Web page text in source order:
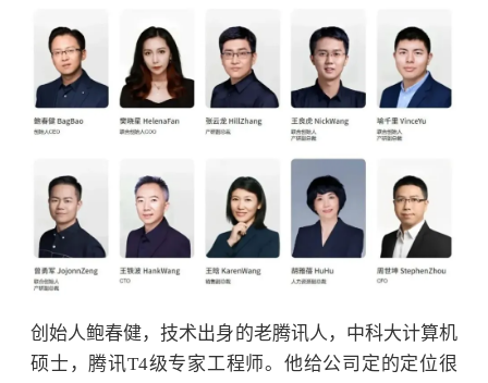
创始人鲍春健，技术出身的老腾讯人，中科大计算机
硕士，腾讯T4级专家工程师。他给公司定的定位很